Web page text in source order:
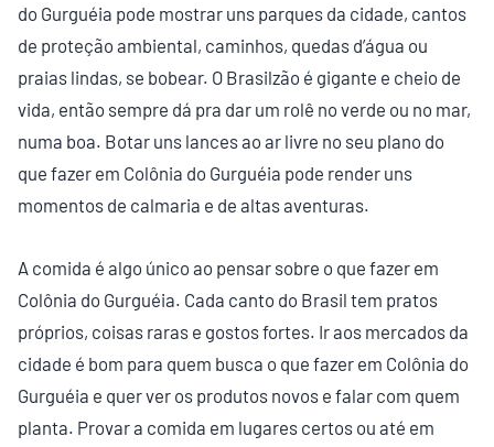
do Gurguéia pode mostrar uns parques da cidade, cantos
de proteção ambiental, caminhos, quedas d’água ou
praias lindas, se bobear. O Brasilzão é gigante e cheio de
vida, então sempre dá pra dar um rolê no verde ou no mar,
numa boa. Botar uns lances ao ar livre no seu plano do
que fazer em Colônia do Gurguéia pode render uns
momentos de calmaria e de altas aventuras.
A comida é algo único ao pensar sobre o que fazer em
Colônia do Gurguéia. Cada canto do Brasil tem pratos
próprios, coisas raras e gostos fortes. Ir aos mercados da
cidade é bom para quem busca o que fazer em Colônia do
Gurguéia e quer ver os produtos novos e falar com quem
planta. Provar a comida em lugares certos ou até em